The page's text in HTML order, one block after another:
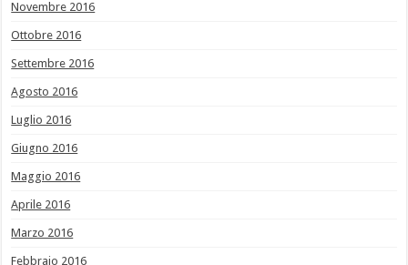
Novembre 2016
Ottobre 2016
Settembre 2016
Agosto 2016
Luglio 2016
Giugno 2016
Maggio 2016
Aprile 2016
Marzo 2016
Febbraio 2016